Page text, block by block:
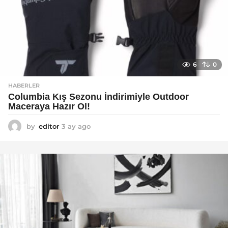
6 0
HABERLER
Columbia Kış Sezonu İndirimiyle Outdoor
Maceraya Hazır Ol!
by editor 3 ay ago
a